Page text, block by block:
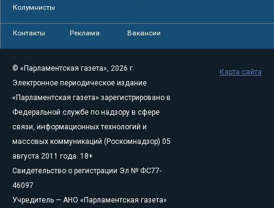
Колумнисты
Контакты Реклама Вакансии
© «Парламентская газета», 2026 г.
Электронное периодическое издание
«Парламентская газета» зарегистрировано в
Федеральной службе по надзору в сфере
связи, информационных технологий и
массовых коммуникаций (Роскомнадзор) 05
августа 2011 года. 18+
Свидетельство о регистрации Эл № ФС77-
46097
Учредитель — АНО «Парламентская газета»
Карта сайта